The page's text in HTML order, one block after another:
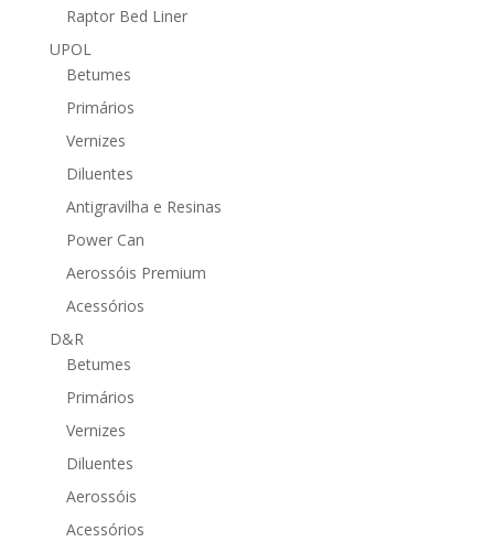
Raptor Bed Liner
UPOL
Betumes
Primários
Vernizes
Diluentes
Antigravilha e Resinas
Power Can
Aerossóis Premium
Acessórios
D&R
Betumes
Primários
Vernizes
Diluentes
Aerossóis
Acessórios